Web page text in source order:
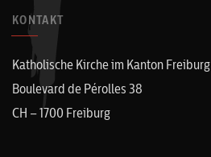
KONTAKT
Katholische Kirche im Kanton Freiburg
Boulevard de Pérolles 38
CH – 1700 Freiburg